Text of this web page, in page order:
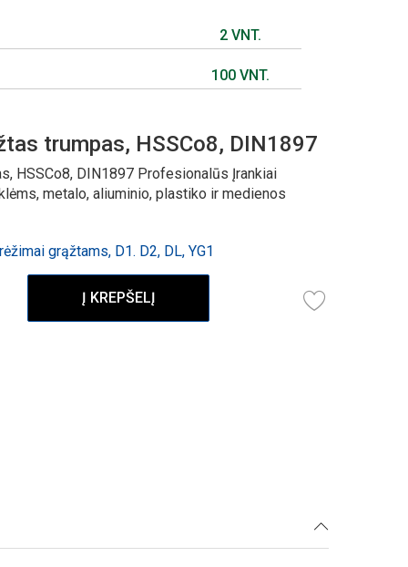
2 VNT.
100 VNT.
trumpas, HSSCo8, DIN1897
HSSCo8, DIN1897 Profesionalūs Įrankiai
metalo, aliuminio, plastiko ir medienos
grąžtams, D1. D2, DL, YG1
Į KREPŠELĮ